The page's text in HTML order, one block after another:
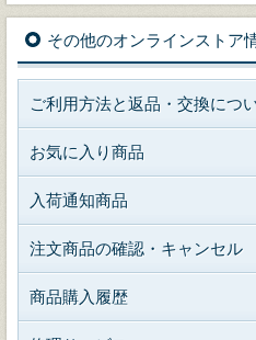
その他のオンラインストア
ご利用方法と返品・交換につ
お気に入り商品
入荷通知商品
注文商品の確認・キャンセル
商品購入履歴